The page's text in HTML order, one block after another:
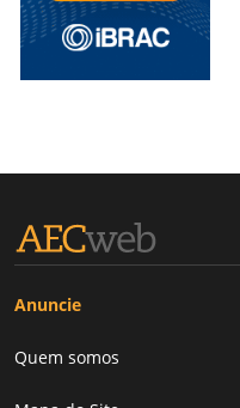
Anuncie
Quem somos